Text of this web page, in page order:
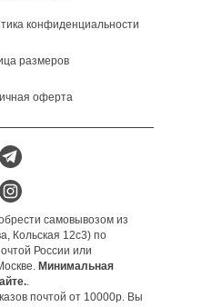
конфиденциальности
оферта
размеров
самовывозом из
Кольская 12с3) по
России или
Минимальная
.
почтой от 10000р. Вы